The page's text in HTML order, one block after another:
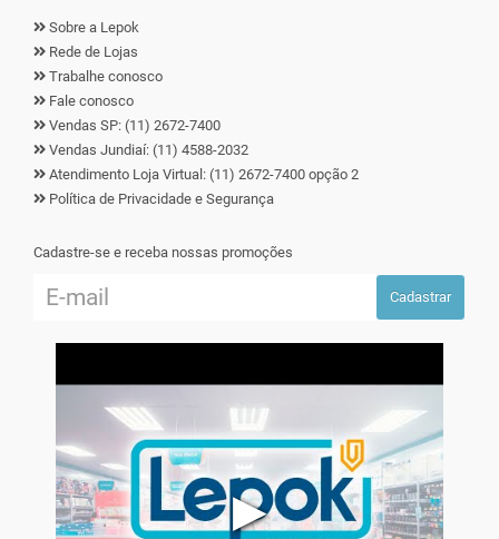
Sobre a Lepok
Rede de Lojas
Trabalhe conosco
Fale conosco
Vendas SP: (11) 2672-7400
Vendas Jundiaí: (11) 4588-2032
Atendimento Loja Virtual: (11) 2672-7400 opção 2
Política de Privacidade e Segurança
Cadastre-se e receba nossas promoções
Cadastrar
▶